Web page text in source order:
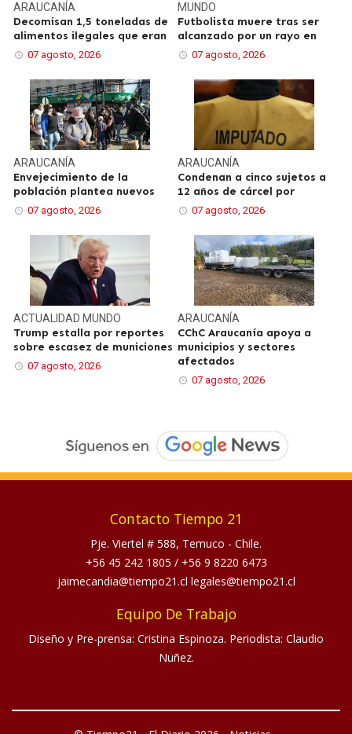
ARAUCANÍA
Decomisan 1,5 toneladas de
alimentos ilegales que eran
07 agosto, 2026
MUNDO
Futbolista muere tras ser
alcanzado por un rayo en
07 agosto, 2026
ARAUCANÍA
Envejecimiento de la
población plantea nuevos
07 agosto, 2026
ARAUCANÍA
Condenan a cinco sujetos a
12 años de cárcel por
07 agosto, 2026
ACTUALIDAD MUNDO
Trump estalla por reportes
sobre escasez de municiones
07 agosto, 2026
ARAUCANÍA
CChC Araucanía apoya a
municipios y sectores
afectados
07 agosto, 2026
Contacto Tiempo 21
Pje. Viertel # 588, Temuco - Chile.
+56 45 242 1805 / +56 9 8220 6473
jaimecandia@tiempo21.cl legales@tiempo21.cl
Equipo De Trabajo
Diseño y Pre-prensa: Cristina Espinoza. Periodista: Claudio
Nuñez.